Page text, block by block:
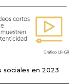
sociales en 2023